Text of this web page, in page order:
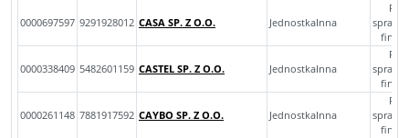
0000697597 9291928012 CASA SP. Z O.O. JednostkaInna
0000338409 5482601159 CASTEL SP. Z O.O. JednostkaInna
0000261148 7881917592 CAYBO SP. Z O.O. JednostkaInna